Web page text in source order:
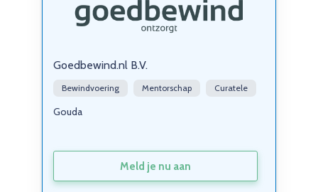
Goedbewind.nl B.V.
Bewindvoering Mentorschap Curatele
Gouda
Meld je nu aan